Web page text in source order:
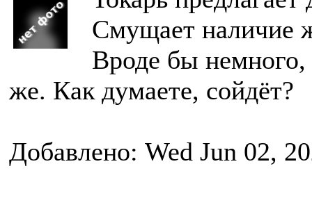
Смущает наличие
Вроде бы
же. Как думаете, сойдёт?
Добавлено: Wed Jun 02,